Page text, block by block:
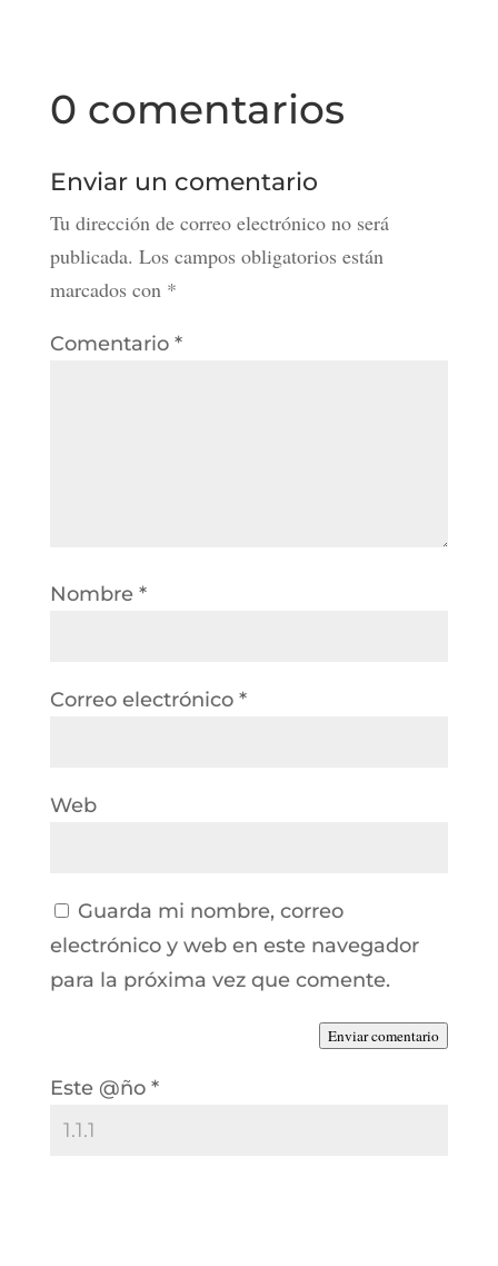
0 comentarios
Enviar un comentario
Tu dirección de correo electrónico no será
publicada. Los campos obligatorios están
marcados con *
Comentario *
Nombre *
Correo electrónico *
Web
Guarda mi nombre, correo
electrónico y web en este navegador
para la próxima vez que comente.
Enviar comentario
Este @ño *